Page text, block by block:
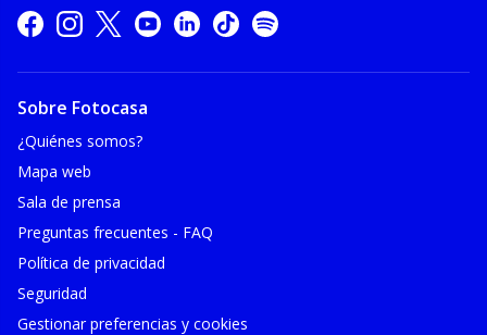
Sobre Fotocasa
¿Quiénes somos?
Mapa web
Sala de prensa
Preguntas frecuentes - FAQ
Política de privacidad
Seguridad
Gestionar preferencias y cookies